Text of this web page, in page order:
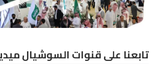
تابعنا على قنوات السوشيال